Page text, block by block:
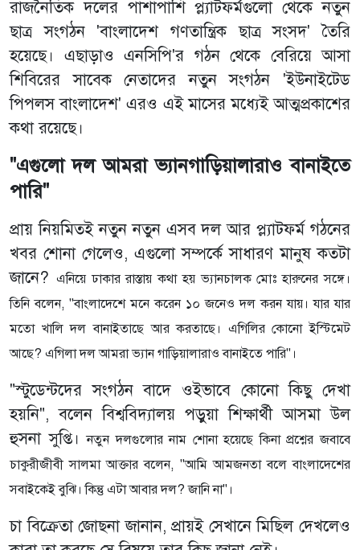
রাজনৈতিক দলের পাশাপাশি প্ল্যাটফর্মগুলো থেকে নতুন
ছাত্র সংগঠন 'বাংলাদেশ গণতান্ত্রিক ছাত্র সংসদ' তৈরি
হয়েছে। এছাড়াও এনসিপি'র গঠন থেকে বেরিয়ে আসা
শিবিরের সাবেক নেতাদের নতুন সংগঠন 'ইউনাইটেড
পিপলস বাংলাদেশ' এরও এই মাসের মধ্যেই আত্মপ্রকাশের
কথা রয়েছে।
"এগুলো দল আমরা ভ্যানগাড়িয়ালারাও বানাইতে
পারি"
প্রায় নিয়মিতই নতুন নতুন এসব দল আর প্ল্যাটফর্ম গঠনের
খবর শোনা গেলেও, এগুলো সম্পর্কে সাধারণ মানুষ কতটা
জানে? এনিয়ে ঢাকার রাস্তায় কথা হয় ভ্যানচালক মোঃ হারুনের সঙ্গে।
তিনি বলেন, "বাংলাদেশে মনে করেন ১০ জনেও দল করন যায়। যার যার
মতো খালি দল বানাইতাছে আর করতাছে। এগিলির কোনো ইস্টিমেট
আছে? এগিলা দল আমরা ভ্যান গাড়িয়ালারাও বানাইতে পারি"।
"স্টুডেন্টদের সংগঠন বাদে ওইভাবে কোনো কিছু দেখা
হয়নি", বলেন বিশ্ববিদ্যালয় পড়ুয়া শিক্ষার্থী আসমা উল
হুসনা সুপ্তি।নতুন দলগুলোর নাম শোনা হয়েছে কিনা প্রশ্নের জবাবে
চাকুরীজীবী সালমা আক্তার বলেন, "আমি আমজনতা বলে বাংলাদেশের
সবাইকেই বুঝি। কিন্তু এটা আবার দল? জানি না"।
চা বিক্রেতা জোছনা জানান, প্রায়ই সেখানে মিছিল দেখলেও